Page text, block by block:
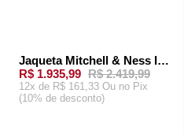
-20%Jaqueta Mitchell & Ness In The Clutch Puffer Jacket Vintage Logo Oakland Raiders Preta
R$ 1.935,99 R$ 2.419,99
12x de R$ 161,33 Ou no Pix
(10% de desconto)